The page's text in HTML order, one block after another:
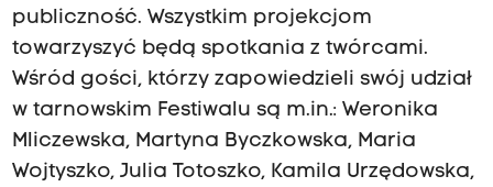
publiczność. Wszystkim projekcjom
towarzyszyć będą spotkania z twórcami.
Wśród gości, którzy zapowiedzieli swój udział
w tarnowskim Festiwalu są m.in.: Weronika
Mliczewska, Martyna Byczkowska, Maria
Wojtyszko, Julia Totoszko, Kamila Urzędowska,